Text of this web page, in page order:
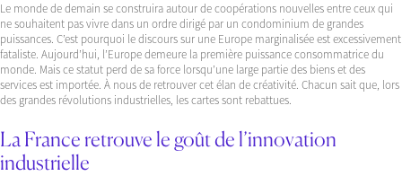
Le monde de demain se construira autour de coopérations nouvelles entre ceux qui
ne souhaitent pas vivre dans un ordre dirigé par un condominium de grandes
puissances. C’est pourquoi le discours sur une Europe marginalisée est excessivement
fataliste. Aujourd’hui, l’Europe demeure la première puissance consommatrice du
monde. Mais ce statut perd de sa force lorsqu’une large partie des biens et des
services est importée. À nous de retrouver cet élan de créativité. Chacun sait que, lors
des grandes révolutions industrielles, les cartes sont rebattues.
La France retrouve le goût de l’innovation
industrielle